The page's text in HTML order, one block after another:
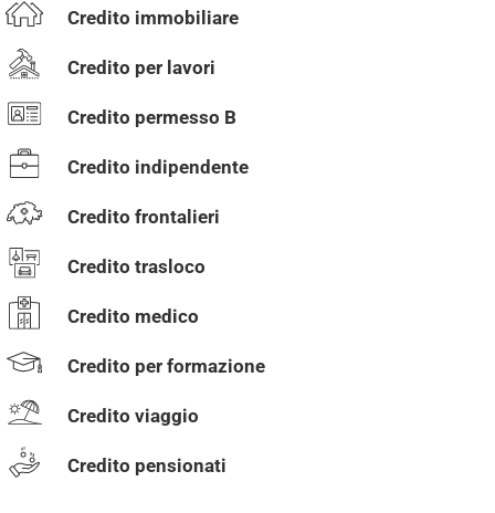
Credito immobiliare
Credito per lavori
Credito permesso B
Credito indipendente
Credito frontalieri
Credito trasloco
Credito medico
Credito per formazione
Credito viaggio
Credito pensionati